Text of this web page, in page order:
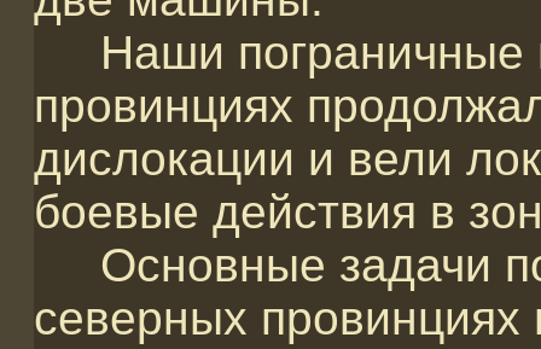
Наши пограничные
провинциях
дислокации и вели
боевые действия в
Основные задачи
северных